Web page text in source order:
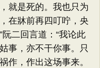
就是死的。我也只为
在牀前再四叮咛，央
二回言道：“我论此
事，亦不干你事。只
作，作出这场事来。